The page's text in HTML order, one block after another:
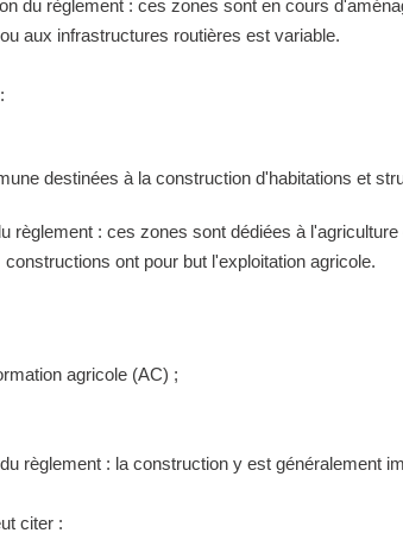
du règlement : ces zones sont en cours
aux infrastructures routières est variable.
destinées à la construction d'habitations et
règlement : ces zones sont dédiées à
ont pour but l'exploitation agricole.
agricole (AC) ;
règlement : la construction y est généralement
citer :